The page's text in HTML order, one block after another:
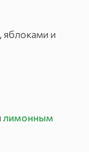
яблоками и
лимонным